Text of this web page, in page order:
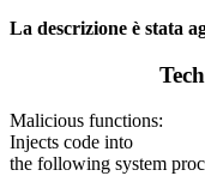
La descrizione è stata
Malicious functions:
Injects code into
the following system